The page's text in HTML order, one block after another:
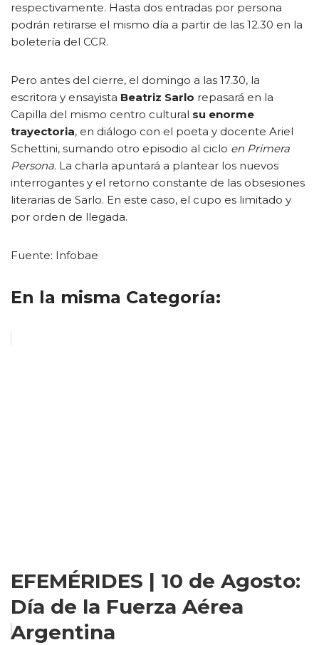
respectivamente. Hasta dos entradas por persona
podrán retirarse el mismo día a partir de las 12.30 en la
boletería del CCR.
Pero antes del cierre, el domingo a las 17.30, la
escritora y ensayista Beatriz Sarlo repasará en la
Capilla del mismo centro cultural su enorme
trayectoria, en diálogo con el poeta y docente Ariel
Schettini, sumando otro episodio al ciclo en Primera
Persona. La charla apuntará a plantear los nuevos
interrogantes y el retorno constante de las obsesiones
literarias de Sarlo. En este caso, el cupo es limitado y
por orden de llegada.
Fuente: Infobae
En la misma Categoría:
EFEMÉRIDES | 10 de Agosto:
Día de la Fuerza Aérea
Argentina